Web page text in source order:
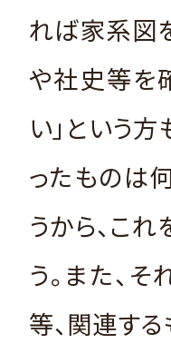
れば家系図
や社史等を
い」という
ったものは
うから、こ
う。また、
等、関連す